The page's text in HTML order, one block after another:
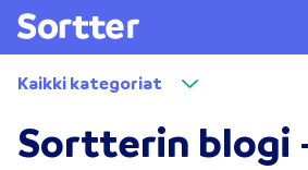
Kaikki kategoriat
Sortterin blogi